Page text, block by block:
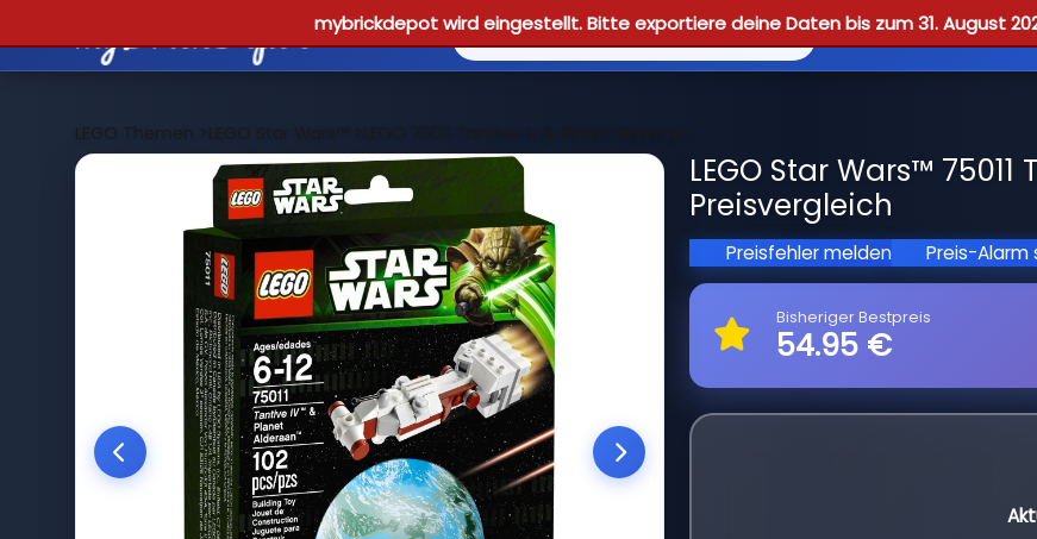
mybrickdepot wird eingestellt. Bitte exportiere deine Daten bis zum 31. August
Reviews
LEGO Themen >LEGO Star Wars™>LEGO 75011 Tantive IV & Planet Alderaan
LEGO Star Wars™
Preisvergleich
Preisfehler melden Preis-Alarm
Bisheriger Bestpreis
54.95 €